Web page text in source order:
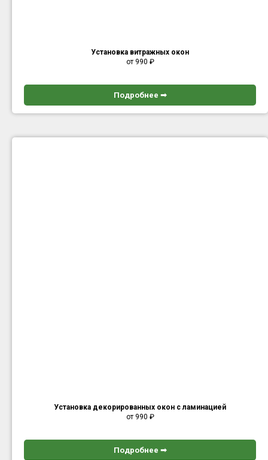
Установка витражных окон
от 990 ₽
Подробнее ➟
Установка декорированных окон с ламинацией
от 990 ₽
Подробнее ➟